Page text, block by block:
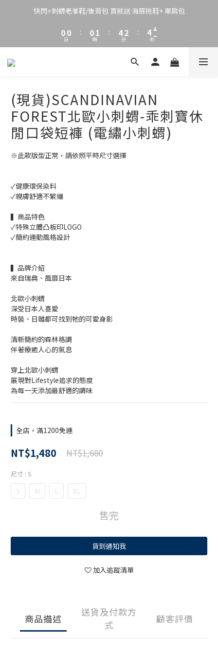
快閃⚡刺蝟老爹鞋/後背包 買就送 海豚拖鞋+ 單肩包
2
0
2
0
日
:
2
0
3
1
0
時
:
6
4
3
4
2
1
分
:
5
3
2
0
9
8
6
3
2
1
0
秒
(現貨)SCANDINAVIAN
FOREST北歐小刺蝟-乖刺寶休
閒口袋短褲 (電繡小刺蝟)
※此款版型正常，請依照平時尺寸選擇
✓健康環保染料
✓親膚舒適不緊繃
▍商品特色
✓特殊立體凸板印LOGO
✓簡約運動風格設計
▍品牌介紹
來自瑞典、風靡日本
北歐小刺蝟
深受日本人喜愛
時裝、日雜都可找到牠的可愛身影
清新簡約的森林格調
伴著療癒人心的氣息
穿上北歐小刺蝟
展現對Lifestyle追求的態度
為每一天添加最舒適的調味
全店，滿1200免運
NT$1,480 NT$1,680
尺寸 : S
S M L XL
售完
貨到通知我
加入追蹤清單
商品描述
送貨及付款方
式
顧客評價